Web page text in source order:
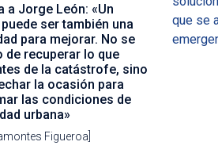
a Jorge León: «Un
ser también una
para mejorar. No se
de recuperar lo que
de la catástrofe, sino
la ocasión para
las condiciones de
urbana»
Figueroa]